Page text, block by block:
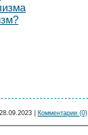
28.09.2023 Комментарии (0)